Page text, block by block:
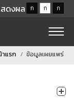
ดงผล ก ก ก
แรก ข้อมูลเผยแพร่